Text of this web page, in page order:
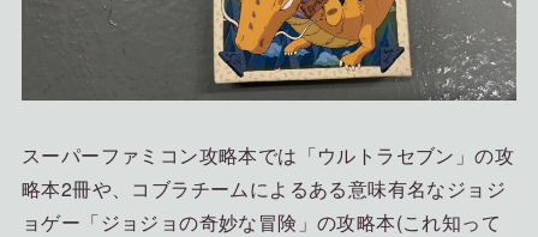
スーパーファミコン攻略本では「ウルトラセブン」の攻
略本2冊や、コブラチームによるある意味有名なジョジ
ョゲー「ジョジョの奇妙な冒険」の攻略本(これ知って